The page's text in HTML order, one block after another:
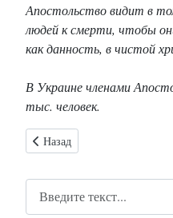
Поиск
Апостольство видит в
людей к смерти, чтобы
как данность, в чистой
В Украине членами
тыс. человек.
Предыдущий: Ющенко едет в
Назад